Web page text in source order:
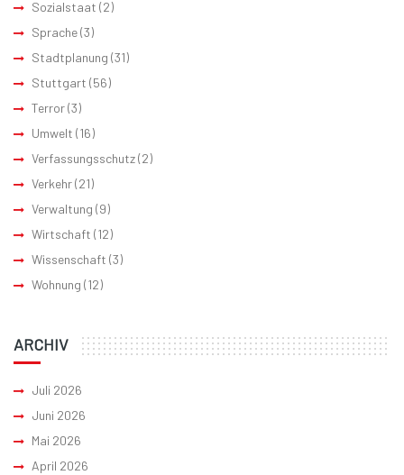
Sozialstaat (2)
Sprache(3)
Stadtplanung (31)
Stuttgart (56)
Terror(3)
Umwelt (16)
Verfassungsschutz(2)
Verkehr(21)
Verwaltung (9)
Wirtschaft (12)
Wissenschaft (3)
Wohnung (12)
ARCHIV
Juli 2026
Juni 2026
Mai 2026
April 2026